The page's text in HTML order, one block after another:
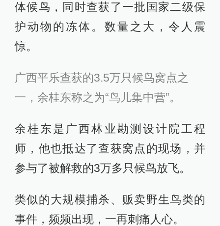
体候鸟，同时查获了一批国家二级保
护动物的冻体。数量之大，令人震
惊。
广西平乐查获的3.5万只候鸟窝点之
一，余桂东称之为“鸟儿集中营”。
余桂东是广西林业勘测设计院工程
师，他也抵达了查获窝点的现场，并
参与了被解救的3万多只候鸟放飞。
类似的大规模捕杀、贩卖野生鸟类的
事件，频频出现，一再刺痛人心。